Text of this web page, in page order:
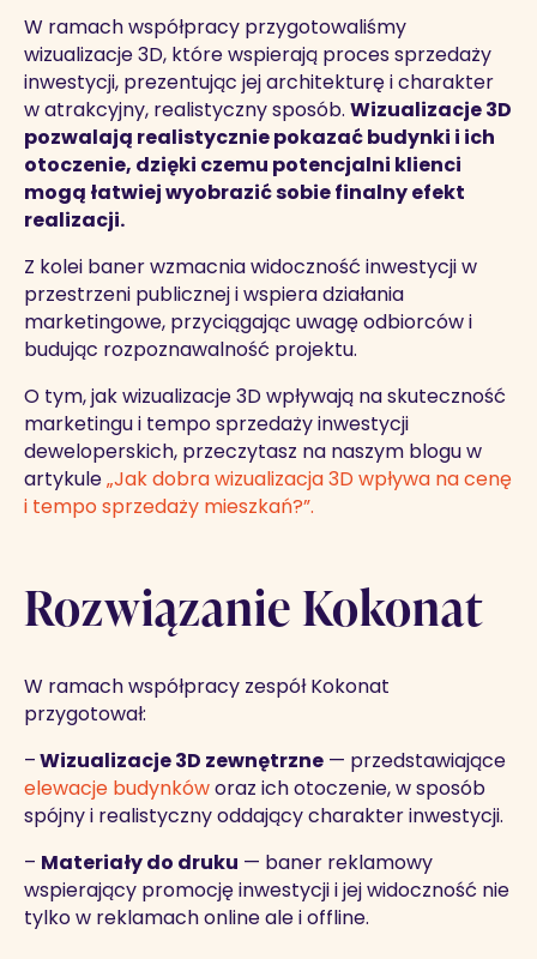
W ramach współpracy przygotowaliśmy
wizualizacje 3D, które wspierają proces sprzedaży
inwestycji, prezentując jej architekturę i charakter
w atrakcyjny, realistyczny sposób. Wizualizacje 3D
pozwalają realistycznie pokazać budynki i ich
otoczenie, dzięki czemu potencjalni klienci
mogą łatwiej wyobrazić sobie finalny efekt
realizacji.
Z kolei baner wzmacnia widoczność inwestycji w
przestrzeni publicznej i wspiera działania
marketingowe, przyciągając uwagę odbiorców i
budując rozpoznawalność projektu.
O tym, jak wizualizacje 3D wpływają na skuteczność
marketingu i tempo sprzedaży inwestycji
deweloperskich, przeczytasz na naszym blogu w
artykule „Jak dobra wizualizacja 3D wpływa na cenę
i tempo sprzedaży mieszkań?”.
Rozwiązanie Kokonat
W ramach współpracy zespół Kokonat
przygotował:
– Wizualizacje 3D zewnętrzne — przedstawiające
elewacje budynków oraz ich otoczenie, w sposób
spójny i realistyczny oddający charakter inwestycji.
– Materiały do druku — baner reklamowy
wspierający promocję inwestycji i jej widoczność nie
tylko w reklamach online ale i offline.